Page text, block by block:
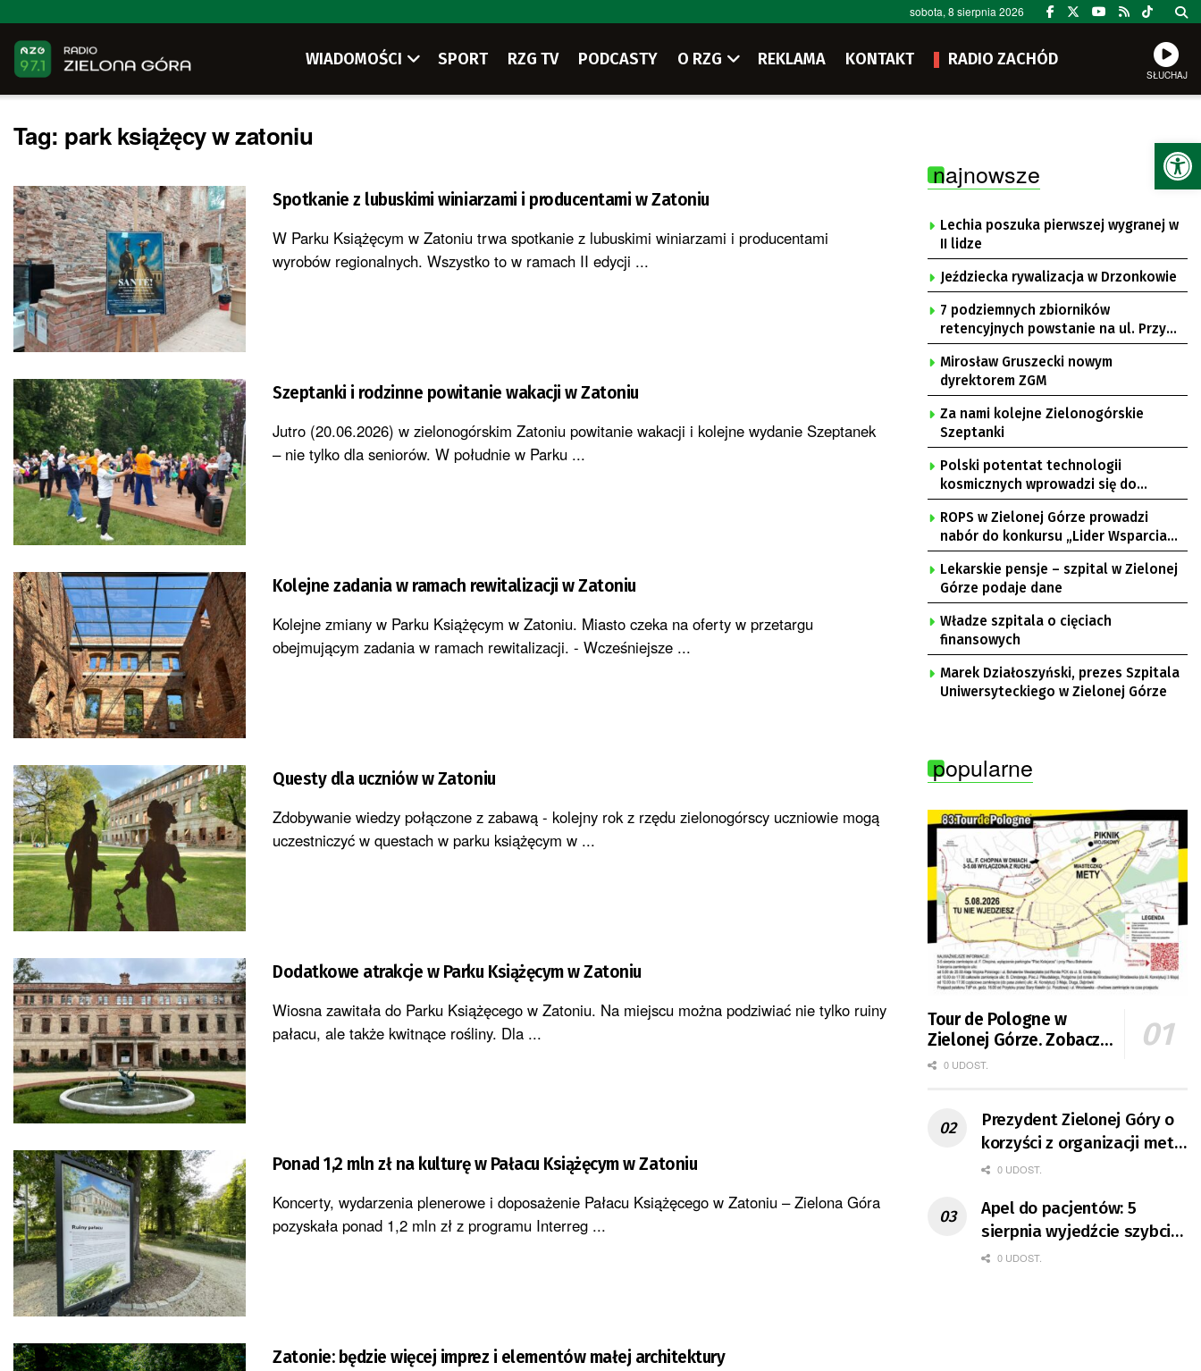
sobota, 8 sierpnia 2026
WIADOMOŚCI SPORT RZG TV PODCASTY O RZG REKLAMA KONTAKT RADIO ZACHÓD
SŁUCHAJ
Tag: park książęcy w zatoniu
Spotkanie z lubuskimi winiarzami i producentami w Zatoniu
W Parku Książęcym w Zatoniu trwa spotkanie z lubuskimi winiarzami i producentami
wyrobów regionalnych. Wszystko to w ramach II edycji ...
Szeptanki i rodzinne powitanie wakacji w Zatoniu
Jutro (20.06.2026) w zielonogórskim Zatoniu powitanie wakacji i kolejne wydanie Szeptanek
– nie tylko dla seniorów. W południe w Parku ...
Kolejne zadania w ramach rewitalizacji w Zatoniu
Kolejne zmiany w Parku Książęcym w Zatoniu. Miasto czeka na oferty w przetargu
obejmującym zadania w ramach rewitalizacji. - Wcześniejsze ...
Questy dla uczniów w Zatoniu
Zdobywanie wiedzy połączone z zabawą - kolejny rok z rzędu zielonogórscy uczniowie mogą
uczestniczyć w questach w parku książęcym w ...
Dodatkowe atrakcje w Parku Książęcym w Zatoniu
Wiosna zawitała do Parku Książęcego w Zatoniu. Na miejscu można podziwiać nie tylko ruiny
pałacu, ale także kwitnące rośliny. Dla ...
Ponad 1,2 mln zł na kulturę w Pałacu Książęcym w Zatoniu
Koncerty, wydarzenia plenerowe i doposażenie Pałacu Książęcego w Zatoniu – Zielona Góra
pozyskała ponad 1,2 mln zł z programu Interreg ...
Zatonie: będzie więcej imprez i elementów małej architektury
najnowsze
Lechia poszuka pierwszej wygranej w
II lidze
Jeździecka rywalizacja w Drzonkowie
7 podziemnych zbiorników
retencyjnych powstanie na ul. Przy
Gazowni
Mirosław Gruszecki nowym
dyrektorem ZGM
Za nami kolejne Zielonogórskie
Szeptanki
Polski potentat technologii
kosmicznych wprowadzi się do
Zielonej Góry
ROPS w Zielonej Górze prowadzi
nabór do konkursu „Lider Wsparcia
Seniora”
Lekarskie pensje – szpital w Zielonej
Górze podaje dane
Władze szpitala o cięciach
finansowych
Marek Działoszyński, prezes Szpitala
Uniwersyteckiego w Zielonej Górze
popularne
Tour de Pologne w
Zielonej Górze. Zobacz
zmiany w organizacji
0 UDOST.
Prezydent Zielonej Góry o
korzyści z organizacji mety
Tour de Pologne
0 UDOST.
Apel do pacjentów: 5
sierpnia wyjedźcie szybciej
z domów
0 UDOST.